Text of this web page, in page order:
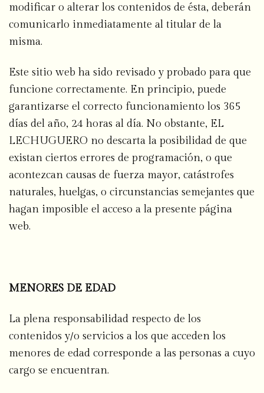
modificar o alterar los contenidos de ésta, deberán
comunicarlo inmediatamente al titular de la
misma.
Este sitio web ha sido revisado y probado para que
funcione correctamente. En principio, puede
garantizarse el correcto funcionamiento los 365
días del año, 24 horas al día. No obstante, EL
LECHUGUERO no descarta la posibilidad de que
existan ciertos errores de programación, o que
acontezcan causas de fuerza mayor, catástrofes
naturales, huelgas, o circunstancias semejantes que
hagan imposible el acceso a la presente página
web.
MENORES DE EDAD
La plena responsabilidad respecto de los
contenidos y/o servicios a los que acceden los
menores de edad corresponde a las personas a cuyo
cargo se encuentran.